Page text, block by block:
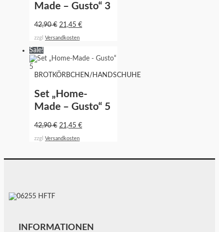
Made – Gusto“ 3
42,90€ 21,45 €
zzgl Versandkosten
Sale!
BROTKÖRBCHEN/HANDSCHUHE
Set „Home-
Made – Gusto“ 5
42,90€ 21,45 €
zzgl Versandkosten
INFORMATIONEN